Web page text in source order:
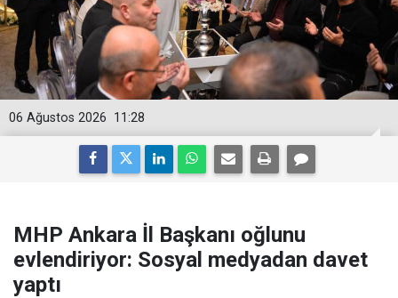
11:28
06 Ağustos 2026
MHP Ankara İl Başkanı oğlunu
evlendiriyor: Sosyal medyadan davet
yaptı